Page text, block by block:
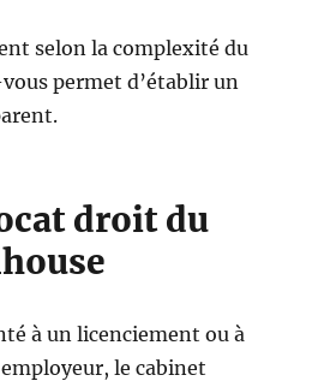
selon la complexité du
permet d’établir un
droit du
à un licenciement ou à
le cabinet